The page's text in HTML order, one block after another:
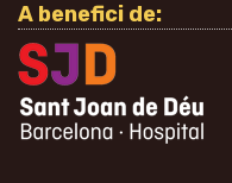
A benefici de: